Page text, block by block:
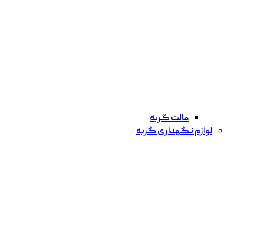
مالت گربه
لوازم نگهداری گربه